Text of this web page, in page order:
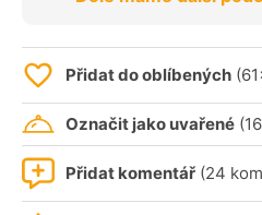
Přidat do oblíbených
Označit jako uvařené
Přidat komentář (24